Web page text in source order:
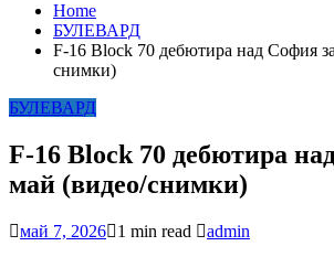
Home
БУЛЕВАРД
F-16 Block 70 дебютира над София
снимки)
БУЛЕВАРД
F-16 Block 70 дебютира
май (видео/снимки)
май 7, 2026 1 min read
admin